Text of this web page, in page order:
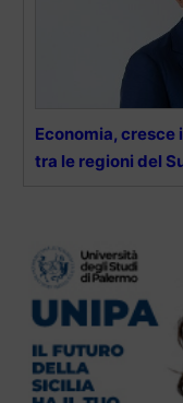
Economia, cresce
tra le regioni del